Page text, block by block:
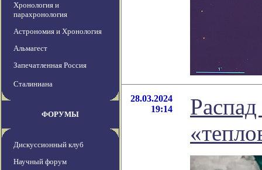
Хронология и
парахронология
Астрономия и Хронология
Альмагест
Запечатленная Россия
Сталиниана
ФОРУМЫ
Дискуссионный клуб
Научный форум
28.03.2024
19:14